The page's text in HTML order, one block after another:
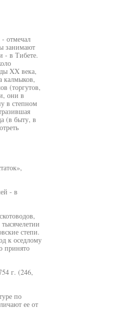
отмечал
занимают
- в Тибете.
XX века,
калмыков,
(торгутов,
они в
в степном
(в быту, в
- в
степи.
к оседлому
принято
г. (246,
по
ее от